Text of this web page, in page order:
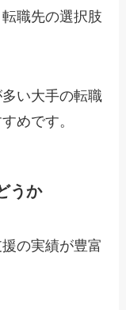
職先の選択肢
い大手の転職
めです。
うか
の実績が豊富